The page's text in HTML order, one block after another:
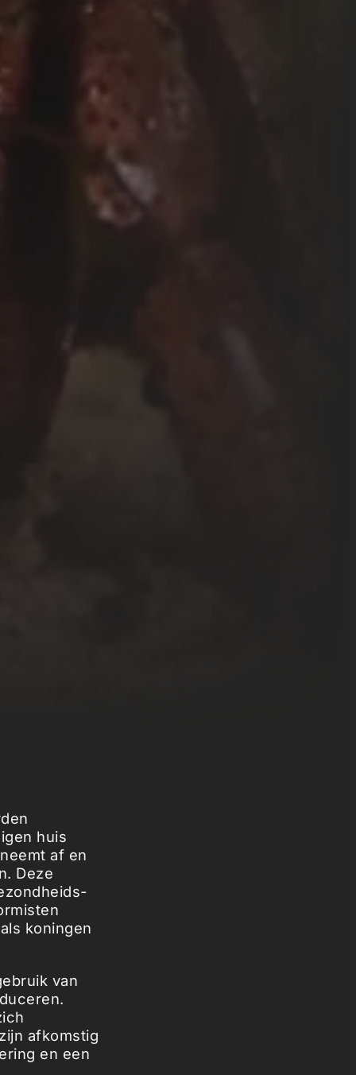
huis
af en
Deze
koningen
van
afkomstig
en een